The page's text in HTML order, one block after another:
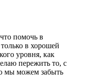
помочь в
в хорошей
уровня, как
пережить то, с
мы можем забыть